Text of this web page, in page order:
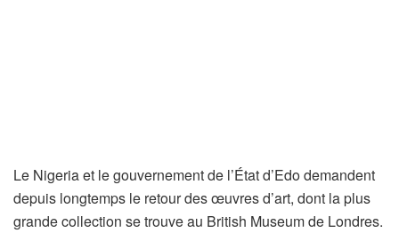
Le Nigeria et le gouvernement de l’État d’Edo demandent
depuis longtemps le retour des œuvres d’art, dont la plus
grande collection se trouve au British Museum de Londres.